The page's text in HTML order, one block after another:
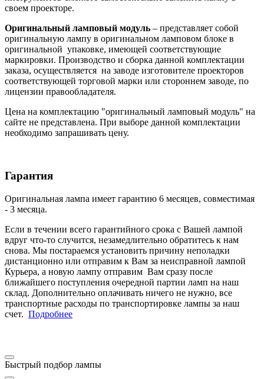
своем проекторе.
Оригинальный ламповый модуль – представляет собой
оригинальную лампу в оригинальном ламповом блоке в
оригинальной упаковке, имеющей соответствующие
маркировки. Производство и сборка данной комплектации
заказа, осуществляется на заводе изготовителе проекторов
соответствующей торговой марки или стороннем заводе, по
лицензии правообладателя.
Цена на комплектацию "оригинальный ламповый модуль" на
сайте не представлена. При выборе данной комплектации
необходимо запрашивать цену.
Гарантия
Оригинальная лампа имеет гарантию 6 месяцев, совместимая
- 3 месяца.
Если в течении всего гарантийного срока с Вашей лампой
вдруг что-то случится, незамедлительно обратитесь к нам
снова. Мы постараемся установить причину неполадки
дистанционно или отправим к Вам за неисправной лампой
Курьера, а новую лампу отправим Вам сразу после
ближайшего поступления очередной партии ламп на наш
склад. Дополнительно оплачивать ничего не нужно, все
транспортные расходы по транспортировке лампы за наш
счет. Подробнее
Быстрый подбор лампы